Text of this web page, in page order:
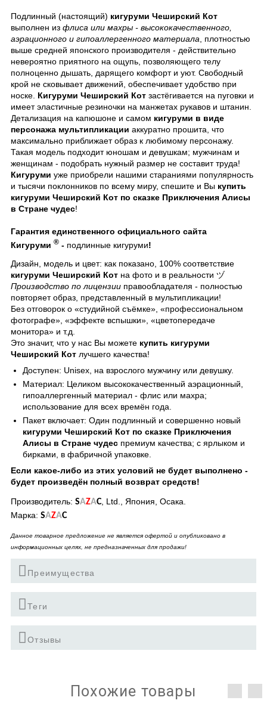
Подлинный (настоящий) кигуруми Чеширский Кот
выполнен из флиса или махры - высококачественного,
аэрационного и гипоаллергенного материала , плотностью
выше средней японского производителя - действительно
невероятно приятного на ощупь, позволяющего телу
полноценно дышать, дарящего комфорт и уют. Свободный
крой не сковывает движений, обеспечивает удобство при
носке. Кигуруми Чеширский Кот застёгивается на пуговки и
имеет эластичные резиночки на манжетах рукавов и штанин.
Детализация на капюшоне и самом кигуруми в виде
персонажа мультипликации аккуратно прошита, что
максимально приближает образ к любимому персонажу.
Такая модель подходит юношам и девушкам; мужчинам и
женщинам - подобрать нужный размер не составит труда!
Кигуруми уже приобрели нашими стараниями популярность
и тысячи поклонников по всему миру, спешите и Вы купить
кигуруми Чеширский Кот по сказке Приключения Алисы
в Стране чудес!
Гарантия единственного официального сайта
Кигуруми ® - подлинные кигуруми!
Дизайн, модель и цвет: как показано, 100% соответствие
кигуруми Чеширский Кот на фото и в реальности ヅ
Производство по лицензии правообладателя - полностью
повторяет образ, представленный в мультипликации!
Без отговорок о «студийной съёмке», «профессиональном
фотографе», «эффекте вспышки», «цветопередаче
монитора» и т.д.
Это значит, что у нас Вы можете купить кигуруми
Чеширский Кот лучшего качества!
Доступен: Unisex, на взрослого мужчину или девушку.
Материал: Целиком высококачественный аэрационный,
гипоаллергенный материал - флис или махра;
использование для всех времён года.
Пакет включает: Один подлинный и совершенно новый
кигуруми Чеширский Кот по сказке Приключения
Алисы в Стране чудес премиум качества; с ярлыком и
бирками, в фабричной упаковке.
Если какое-либо из этих условий не будет выполнено -
будет произведён полный возврат средств!
Производитель: SAZAC, Ltd., Япония, Осака.
Марка: SAZAC
Данное товарное предложение не является офертой и опубликовано в
информационных целях, не предназначенных для продажи!
Преимущества
Теги
Отзывы
Похожие товары